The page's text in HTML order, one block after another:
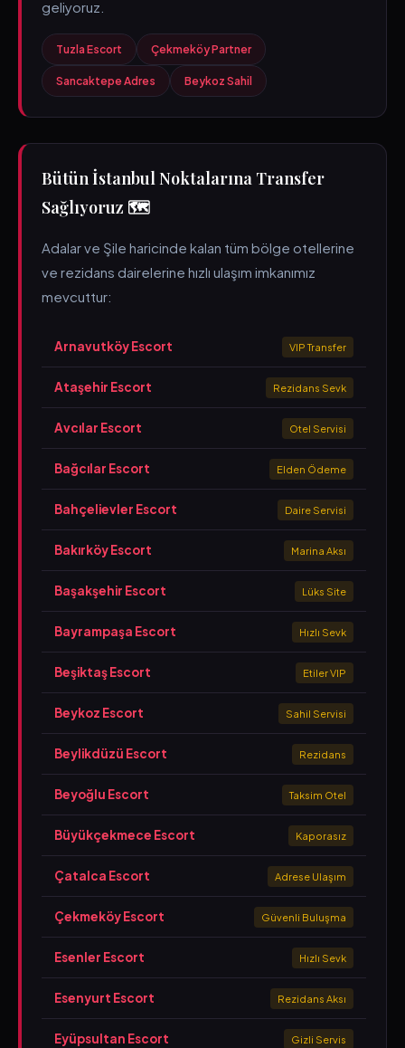
geliyoruz.
Tuzla Escort Çekmeköy Partner
Sancaktepe Adres Beykoz Sahil
Bütün İstanbul Noktalarına Transfer
Sağlıyoruz 🗺️
Adalar ve Şile haricinde kalan tüm bölge otellerine
ve rezidans dairelerine hızlı ulaşım imkanımız
mevcuttur:
Arnavutköy Escort VIP Transfer
Ataşehir Escort Rezidans Sevk
Avcılar Escort Otel Servisi
Bağcılar Escort Elden Ödeme
Bahçelievler Escort Daire Servisi
Bakırköy Escort Marina Aksı
Başakşehir Escort Lüks Site
Bayrampaşa Escort Hızlı Sevk
Beşiktaş Escort Etiler VIP
Beykoz Escort Sahil Servisi
Beylikdüzü Escort Rezidans
Beyoğlu Escort Taksim Otel
Büyükçekmece Escort Kaporasız
Çatalca Escort Adrese Ulaşım
Çekmeköy Escort Güvenli Buluşma
Esenler Escort Hızlı Sevk
Esenyurt Escort Rezidans Aksı
Eyüpsultan Escort Gizli Servis